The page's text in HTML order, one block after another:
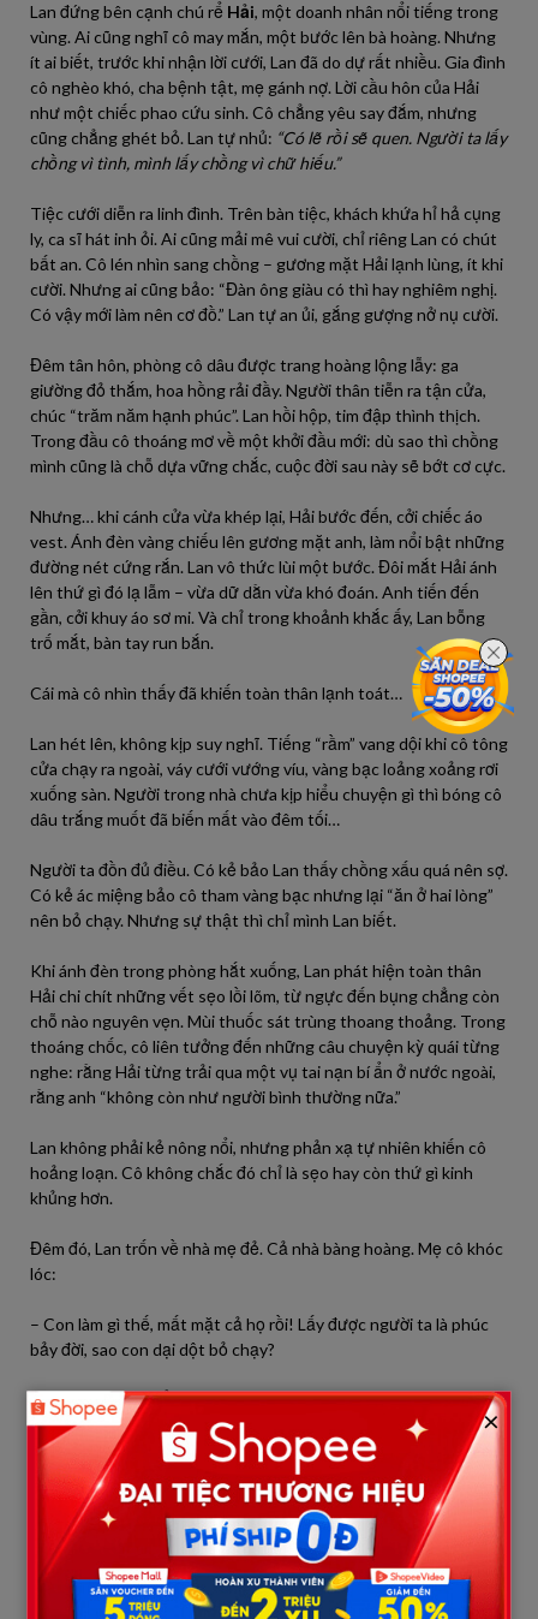
Lan đứng bên cạnh chú rể Hải, một doanh nhân nổi tiếng trong
vùng. Ai cũng nghĩ cô may mắn, một bước lên bà hoàng. Nhưng
ít ai biết, trước khi nhận lời cưới, Lan đã do dự rất nhiều. Gia đình
cô nghèo khó, cha bệnh tật, mẹ gánh nợ. Lời cầu hôn của Hải
như một chiếc phao cứu sinh. Cô chẳng yêu say đắm, nhưng
cũng chẳng ghét bỏ. Lan tự nhủ: “Có lẽ rồi sẽ quen. Người ta lấy
chồng vì tình, mình lấy chồng vì chữ hiếu.”
Tiệc cưới diễn ra linh đình. Trên bàn tiệc, khách khứa hỉ hả cụng
ly, ca sĩ hát inh ỏi. Ai cũng mải mê vui cười, chỉ riêng Lan có chút
bất an. Cô lén nhìn sang chồng – gương mặt Hải lạnh lùng, ít khi
cười. Nhưng ai cũng bảo: “Đàn ông giàu có thì hay nghiêm nghị.
Có vậy mới làm nên cơ đồ.” Lan tự an ủi, gắng gượng nở nụ cười.
Đêm tân hôn, phòng cô dâu được trang hoàng lộng lẫy: ga
giường đỏ thắm, hoa hồng rải đầy. Người thân tiễn ra tận cửa,
chúc “trăm năm hạnh phúc”. Lan hồi hộp, tim đập thình thịch.
Trong đầu cô thoáng mơ về một khởi đầu mới: dù sao thì chồng
mình cũng là chỗ dựa vững chắc, cuộc đời sau này sẽ bớt cơ cực.
Nhưng… khi cánh cửa vừa khép lại, Hải bước đến, cởi chiếc áo
vest. Ánh đèn vàng chiếu lên gương mặt anh, làm nổi bật những
đường nét cứng rắn. Lan vô thức lùi một bước. Đôi mắt Hải ánh
lên thứ gì đó lạ lẫm – vừa dữ dằn vừa khó đoán. Anh tiến đến
gần, cởi khuy áo sơ mi. Và chỉ trong khoảnh khắc ấy, Lan bỗng
trố mắt, bàn tay run bắn.
Cái mà cô nhìn thấy đã khiến toàn thân lạnh toát…
Lan hét lên, không kịp suy nghĩ. Tiếng “rầm” vang dội khi cô tông
cửa chạy ra ngoài, váy cưới vướng víu, vàng bạc loảng xoảng rơi
xuống sàn. Người trong nhà chưa kịp hiểu chuyện gì thì bóng cô
dâu trắng muốt đã biến mất vào đêm tối…
Người ta đồn đủ điều. Có kẻ bảo Lan thấy chồng xấu quá nên sợ.
Có kẻ ác miệng bảo cô tham vàng bạc nhưng lại “ăn ở hai lòng”
nên bỏ chạy. Nhưng sự thật thì chỉ mình Lan biết.
Khi ánh đèn trong phòng hắt xuống, Lan phát hiện toàn thân
Hải chi chít những vết sẹo lồi lõm, từ ngực đến bụng chẳng còn
chỗ nào nguyên vẹn. Mùi thuốc sát trùng thoang thoảng. Trong
thoáng chốc, cô liên tưởng đến những câu chuyện kỳ quái từng
nghe: rằng Hải từng trải qua một vụ tai nạn bí ẩn ở nước ngoài,
rằng anh “không còn như người bình thường nữa.”
Lan không phải kẻ nông nổi, nhưng phản xạ tự nhiên khiến cô
hoảng loạn. Cô không chắc đó chỉ là sẹo hay còn thứ gì kinh
khủng hơn.
Đêm đó, Lan trốn về nhà mẹ đẻ. Cả nhà bàng hoàng. Mẹ cô khóc
lóc:
– Con làm gì thế, mất mặt cả họ rồi! Lấy được người ta là phúc
bảy đời, sao con dại dột bỏ chạy?
Lan nghẹn ngào kể lại. Mẹ thì vừa lo vừa trách, còn cha thì im
lặng. Người đàn ông nghèo khó ấy chậm rãi nói:
– Hạnh phúc không thể mua bằng vàng bạc. Nếu con thực sự
sợ, thì đừng gượng ép.
Nhưng Lan lại giằng xé. Một phần cô thương cha mẹ, biết họ
cần tiền chữa bệnh, cần một chỗ dựa. Một phần cô thấy ám ảnh,
không dám nghĩ đến cảnh sống cùng một người đàn ông có bí
×